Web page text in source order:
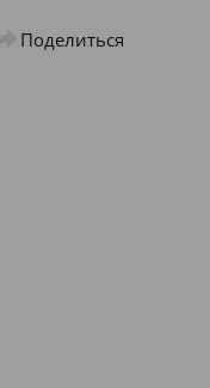
Поделиться